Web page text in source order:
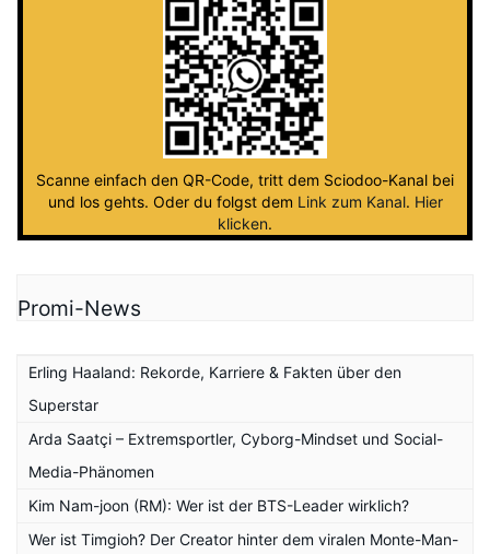
Scanne einfach den QR-Code, tritt dem Sciodoo-Kanal bei
und los gehts. Oder du folgst dem Link zum Kanal. Hier
klicken.
Promi-News
Erling Haaland: Rekorde, Karriere & Fakten über den
Superstar
Arda Saatçi – Extremsportler, Cyborg-Mindset und Social-
Media-Phänomen
Kim Nam-joon (RM): Wer ist der BTS-Leader wirklich?
Wer ist Timgioh? Der Creator hinter dem viralen Monte-Man-